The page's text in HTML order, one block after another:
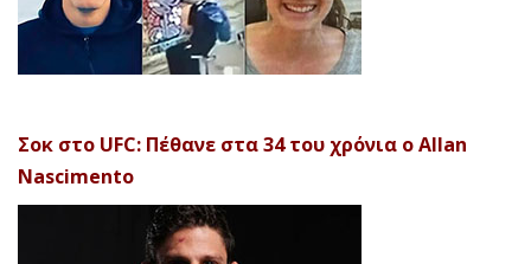
Σοκ στο UFC: Πέθανε στα 34 του χρόνια ο Allan
Nascimento